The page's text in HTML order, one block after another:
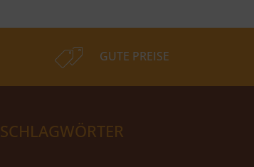
GUTE PREISE
SCHLAGWÖRTER